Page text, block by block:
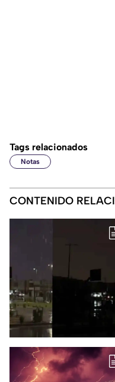
Tags relacionados
Notas
CONTENIDO